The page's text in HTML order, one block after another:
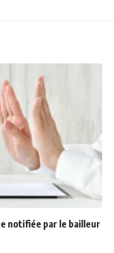
notifiée par le bailleur